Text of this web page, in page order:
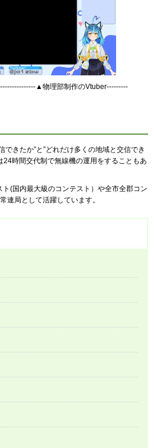
▲物理部制作のVtuber---------
できたか”と”どれだけ多くの地域と交信でき
24時間交代制で無線機の運用をすることもあ
(国内最大級のコンテスト）や全市全郡コン
連局として活躍しています。